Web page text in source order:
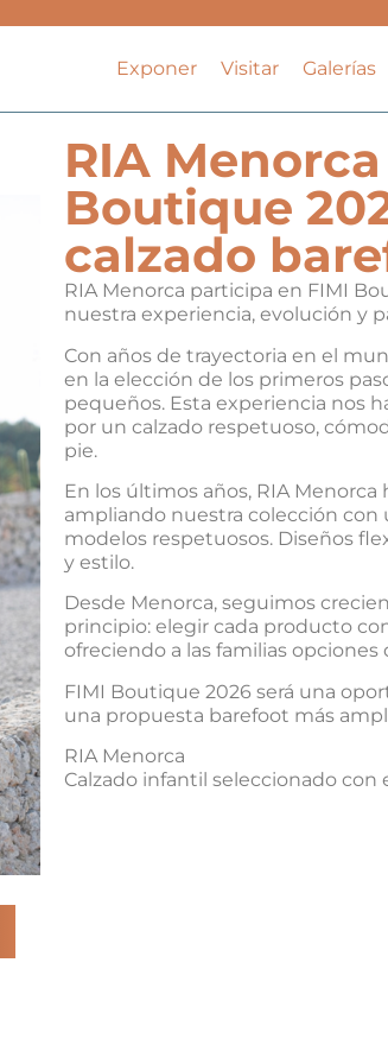
Exponer Visitar Galerías
RIA
Boutique
calzado
RIA Menorca participa en FIMI
nuestra experiencia, evolución y
Con años de trayectoria en el
en la elección de los primeros
pequeños. Esta experiencia nos
por un calzado respetuoso,
pie.
En los últimos años, RIA
ampliando nuestra colección con
modelos respetuosos. Diseños
y estilo.
Desde Menorca, seguimos
principio: elegir cada producto
ofreciendo a las familias
FIMI Boutique 2026 será una
una propuesta barefoot más
RIA Menorca
Calzado infantil seleccionado